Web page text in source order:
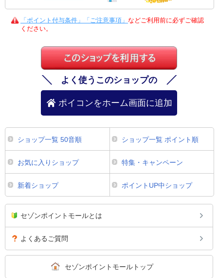
「ポイント付与条件」「ご注意事項」 などご利用前に必ずご確認
ください。
よく使うこのショップの
ポイコンをホーム画面に追加
ショップ一覧 50音順 ショップ一覧 ポイント順
お気に入りショップ 特集・キャンペーン
新着ショップ ポイントUP中ショップ
セゾンポイントモールとは
よくあるご質問
セゾンポイントモールトップ